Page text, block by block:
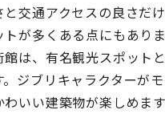
交通アクセスの良さだ
トが多くある点にもあり
は、有名観光スポット
ジブリキャラクターが
いい建築物が楽しめま